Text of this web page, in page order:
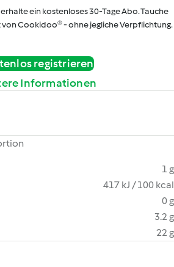
ein kostenloses 30-Tage Abo. Tauche
von Cookidoo® - ohne jegliche Verpflichtung.
registrieren
Informationen
1 g
417 kJ / 100 kcal
0 g
3.2 g
22 g